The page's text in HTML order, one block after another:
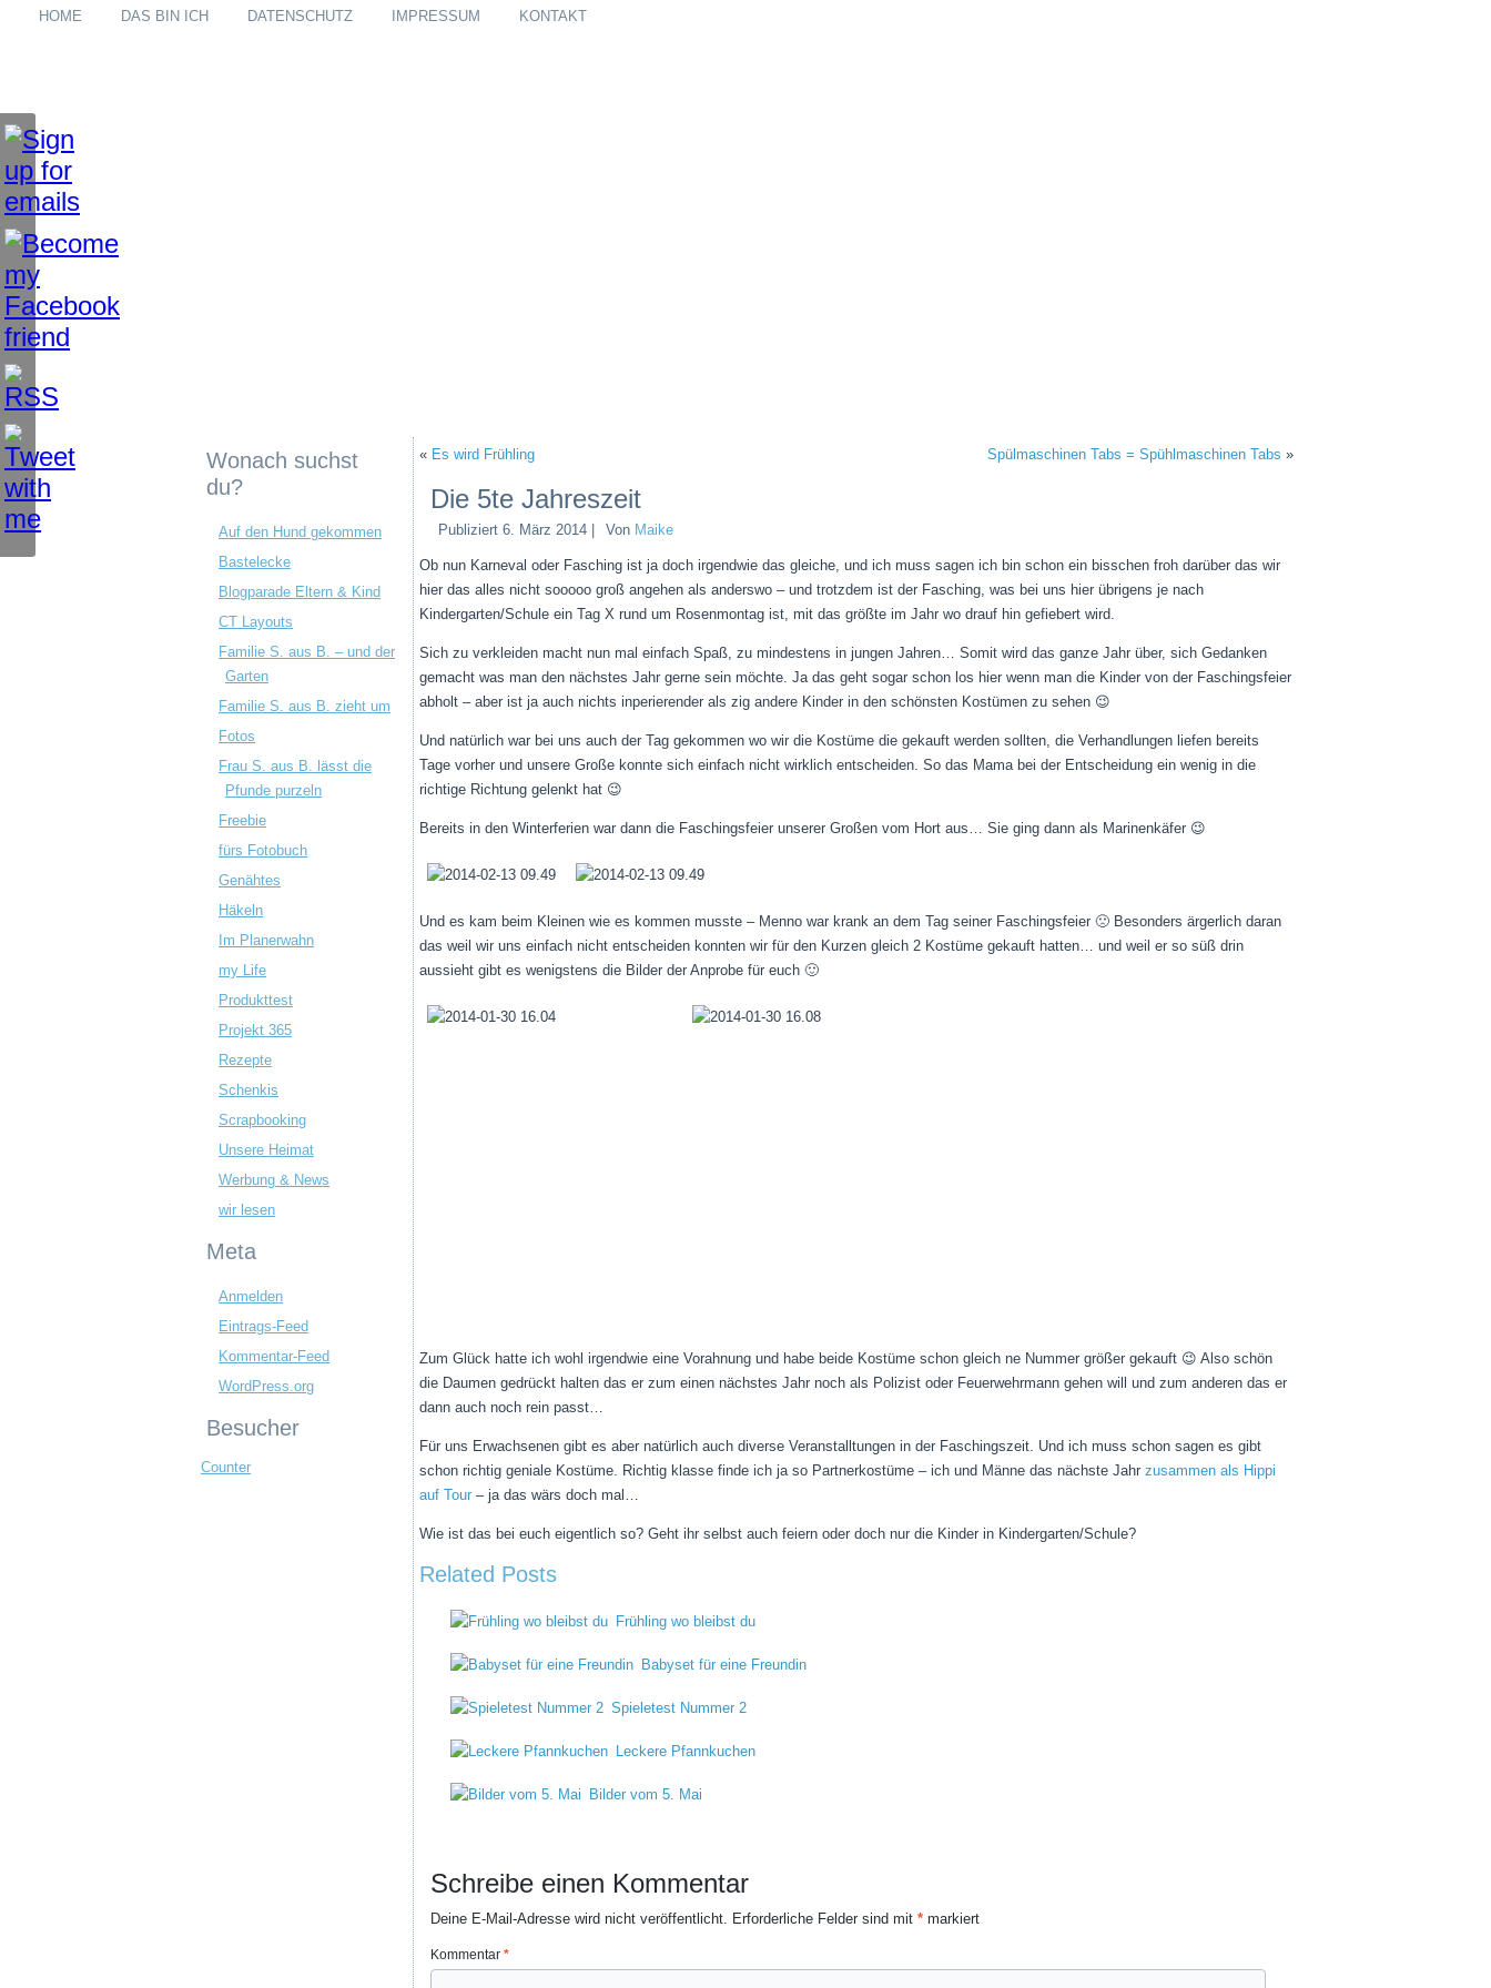
HOME DAS BIN ICH DATENSCHUTZ IMPRESSUM KONTAKT
Wonach suchst
du?
Auf den Hund gekommen
Bastelecke
Blogparade Eltern & Kind
CT Layouts
Familie S. aus B. – und der
Garten
Familie S. aus B. zieht um
Fotos
Frau S. aus B. lässt die
Pfunde purzeln
Freebie
fürs Fotobuch
Genähtes
Häkeln
Im Planerwahn
my Life
Produkttest
Projekt 365
Rezepte
Schenkis
Scrapbooking
Unsere Heimat
Werbung & News
wir lesen
Meta
Anmelden
Eintrags-Feed
Kommentar-Feed
WordPress.org
Besucher
Counter
« Es wird Frühling Spülmaschinen Tabs = Spühlmaschinen Tabs »
Die 5te Jahreszeit
Publiziert 6. März 2014 Von Maike
Ob nun Karneval oder Fasching ist ja doch irgendwie das gleiche, und ich muss sagen ich bin schon ein bisschen froh darüber das wir
hier das alles nicht sooooo groß angehen als anderswo – und trotzdem ist der Fasching, was bei uns hier übrigens je nach
Kindergarten/Schule ein Tag X rund um Rosenmontag ist, mit das größte im Jahr wo drauf hin gefiebert wird.
Sich zu verkleiden macht nun mal einfach Spaß, zu mindestens in jungen Jahren… Somit wird das ganze Jahr über, sich Gedanken
gemacht was man den nächstes Jahr gerne sein möchte. Ja das geht sogar schon los hier wenn man die Kinder von der Faschingsfeier
abholt – aber ist ja auch nichts inperierender als zig andere Kinder in den schönsten Kostümen zu sehen 😉
Und natürlich war bei uns auch der Tag gekommen wo wir die Kostüme die gekauft werden sollten, die Verhandlungen liefen bereits
Tage vorher und unsere Große konnte sich einfach nicht wirklich entscheiden. So das Mama bei der Entscheidung ein wenig in die
richtige Richtung gelenkt hat 😉
Bereits in den Winterferien war dann die Faschingsfeier unserer Großen vom Hort aus… Sie ging dann als Marinenkäfer 😉
Und es kam beim Kleinen wie es kommen musste – Menno war krank an dem Tag seiner Faschingsfeier 🙁 Besonders ärgerlich daran
das weil wir uns einfach nicht entscheiden konnten wir für den Kurzen gleich 2 Kostüme gekauft hatten… und weil er so süß drin
aussieht gibt es wenigstens die Bilder der Anprobe für euch 🙂
Zum Glück hatte ich wohl irgendwie eine Vorahnung und habe beide Kostüme schon gleich ne Nummer größer gekauft 😉 Also schön
die Daumen gedrückt halten das er zum einen nächstes Jahr noch als Polizist oder Feuerwehrmann gehen will und zum anderen das er
dann auch noch rein passt…
Für uns Erwachsenen gibt es aber natürlich auch diverse Veranstalltungen in der Faschingszeit. Und ich muss schon sagen es gibt
schon richtig geniale Kostüme. Richtig klasse finde ich ja so Partnerkostüme – ich und Männe das nächste Jahr zusammen als Hippi
auf Tour – ja das wärs doch mal…
Wie ist das bei euch eigentlich so? Geht ihr selbst auch feiern oder doch nur die Kinder in Kindergarten/Schule?
Related Posts
Frühling wo bleibst du
Babyset für eine Freundin
Spieletest Nummer 2
Leckere Pfannkuchen
Bilder vom 5. Mai
Schreibe einen Kommentar
Deine E-Mail-Adresse wird nicht veröffentlicht. Erforderliche Felder sind mit * markiert
Kommentar *